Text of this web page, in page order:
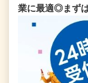
業に最適◎まず